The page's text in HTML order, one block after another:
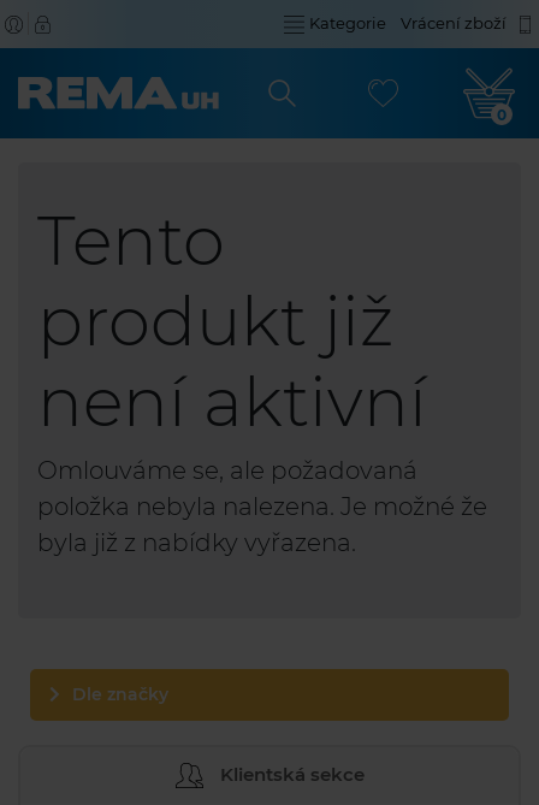
Kategorie Vrácení zboží
0
Tento
produkt již
není aktivní
Omlouváme se, ale požadovaná
položka nebyla nalezena. Je možné že
byla již z nabídky vyřazena.
Dle značky
Klientská sekce